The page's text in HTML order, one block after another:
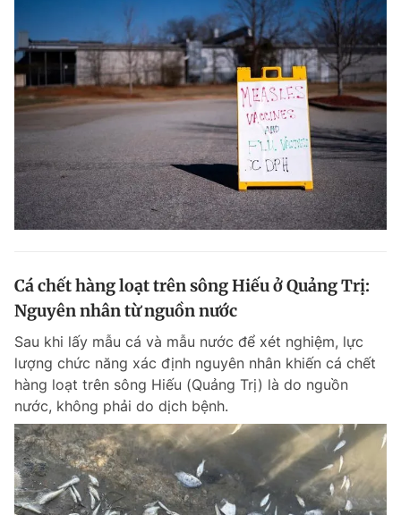
Chào ngày mới Tin 24h
Tin thị trường Tin 360
Magazine
Sản phẩm khác
Tiện ích Bạn cần biết
Thông tin tòa soạn Liên hệ quảng cáo
Đọc Thanh Niên trên điện thoại
Đăng xuất
Cá chết hàng loạt trên sông Hiếu ở Quảng Trị:
Nguyên nhân từ nguồn nước
Sau khi lấy mẫu cá và mẫu nước để xét nghiệm, lực
lượng chức năng xác định nguyên nhân khiến cá chết
hàng loạt trên sông Hiếu (Quảng Trị) là do nguồn
nước, không phải do dịch bệnh.